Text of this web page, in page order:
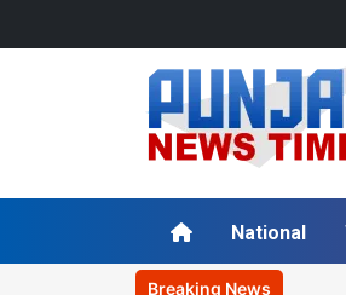
National
Breaking News